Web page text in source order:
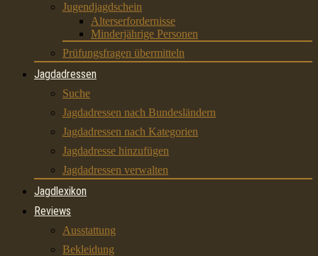
Jugendjagdschein
Alterserfordernisse
Minderjährige Personen
Prüfungsfragen übermitteln
Jagdadressen
Suche
Jagdadressen nach Bundesländern
Jagdadressen nach Kategorien
Jagdadresse hinzufügen
Jagdadressen verwalten
Jagdlexikon
Reviews
Ausstattung
Bekleidung